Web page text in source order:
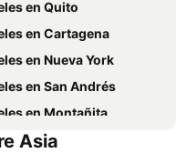
en Quito
en Cartagena
en Nueva York
en San Andrés
en Montañita
en Pedernales
Asia